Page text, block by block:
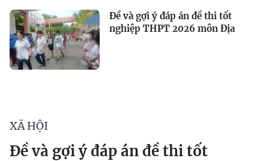
Đề và gợi ý đáp án đề thi tốt
nghiệp THPT 2026 môn Địa
XÃ HỘI
Đề và gợi ý đáp án đề thi tốt